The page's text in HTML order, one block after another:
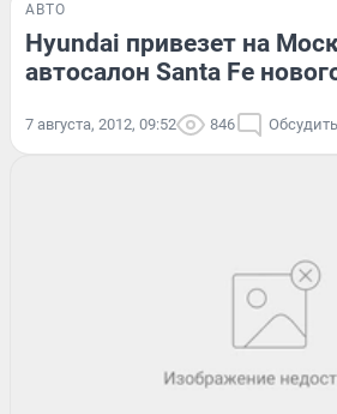
АВТО
Hyundai привезет на
автосалон Santa Fe
7 августа, 2012, 09:52 846 Обсудить